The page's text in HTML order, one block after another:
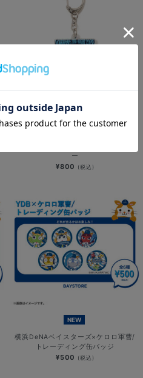
NEW
ー
¥800 (税込)
NEW
横浜DeNAベイスターズ×ケロロ軍曹/
トレーディング缶バッジ
¥500 (税込)